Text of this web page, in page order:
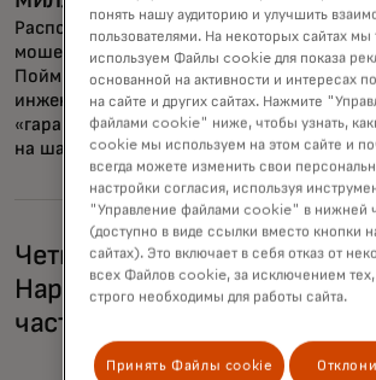
Распознавание инвестиционных
мошенничеств требует бдительности.
Поймите обманчивую социальную
инженерию и опасности
«гарантированной прибыли» — будьте
на шаг впереди.
Четвертый эпизод:
Нарушенные обещания,
часть первая
понять нашу аудиторию и улучшить
пользователями. На некоторых сайтах мы
используем Файлы cookie для показа
основанной на активности и интересах
на сайте и других сайтах. Нажмите
файлами cookie" ниже, чтобы узнать,
cookie мы используем на этом сайте и
всегда можете изменить свои
настройки согласия, используя
"Управление файлами cookie" в нижней
(доступно в виде ссылки вместо кнопки
сайтах). Это включает в себя отказ от
всех Файлов cookie, за исключением
строго необходимы для работы сайта.
Принять Файлы cookie